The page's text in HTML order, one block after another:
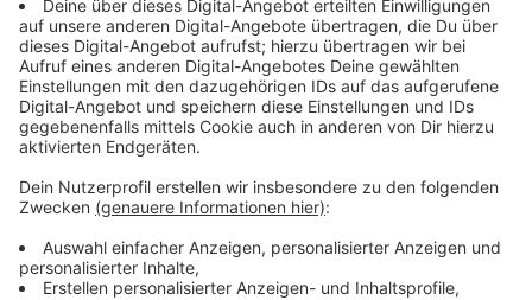
Anzeige
Weitere Infos und Links zum Thema:
Anzeige
sein Engagement bedanken wollten, können ihre
Vorschläge bis zum 15. September 2023 mit dem